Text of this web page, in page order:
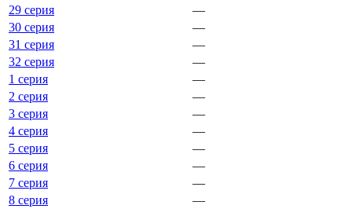
29 серия
—
30 серия
—
31 серия
—
32 серия
—
1 серия
—
2 серия
—
3 серия
—
4 серия
—
5 серия
—
6 серия
—
7 серия
—
8 серия
—